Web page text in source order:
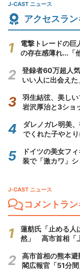
J-CAST ニュース
アクセスラ
電撃トレードの巨
の存在感薄れ...「
登録者60万超人
いい人に出会えた
羽生結弦、美し
岩沢厚治と3シ
ダレノガレ明美
でくれた子やと
ドイツの美女フ
装で「激カワ」
J-CAST ニュース
コメントラ
蓮舫氏「止める人
然」 高市首相「
高市首相の熊本
閣広報官「51分